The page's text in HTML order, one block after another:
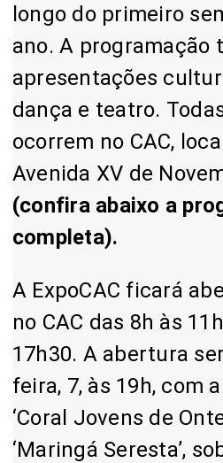
longo do primeiro
ano. A programação
apresentações
dança e teatro.
ocorrem no CAC,
Avenida XV de
(confira abaixo a
completa).
A ExpoCAC ficará
no CAC das 8h às
17h30. A abertura
feira, 7, às 19h, com
‘Coral Jovens de
‘Maringá Seresta’,